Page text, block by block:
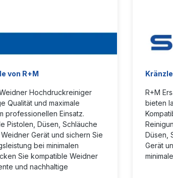
von R+M
Hochdruckreiniger
Qualität und maximale
professionellen Einsatz.
Pistolen, Düsen, Schläuche
Gerät und sichern Sie
bei minimalen
Sie kompatible Weidner
und nachhaltige
R+M
bieten
Düsen,
Gerät